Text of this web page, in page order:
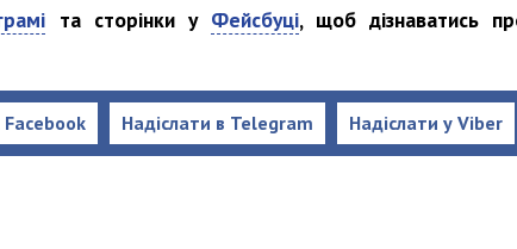
та сторінки у Фейсбуці, щоб дізнаватись
Надіслати у Viber
Надіслати в Telegram